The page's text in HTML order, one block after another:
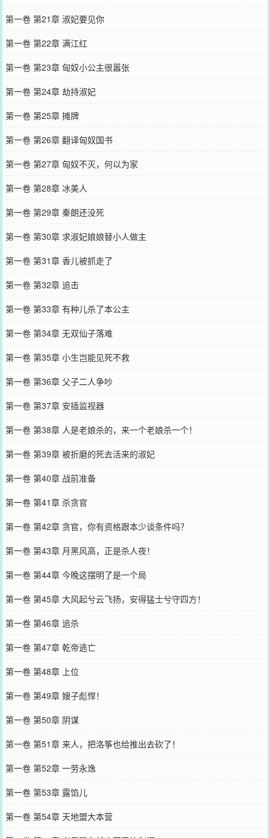
第一卷 第21章 淑妃要见你
第一卷 第22章 满江红
第一卷 第23章 匈奴小公主很嚣张
第一卷 第24章 劫持淑妃
第一卷 第25章 摊牌
第一卷 第26章 翻译匈奴国书
第一卷 第27章 匈奴不灭，何以为家
第一卷 第28章 冰美人
第一卷 第29章 秦朗还没死
第一卷 第30章 求淑妃娘娘替小人做主
第一卷 第31章 香儿被抓走了
第一卷 第32章 追击
第一卷 第33章 有种儿杀了本公主
第一卷 第34章 无双仙子落难
第一卷 第35章 小生岂能见死不救
第一卷 第36章 父子二人争吵
第一卷 第37章 安插监视器
第一卷 第38章 人是老娘杀的，来一个老娘杀一个！
第一卷 第39章 被折磨的死去活来的淑妃
第一卷 第40章 战前准备
第一卷 第41章 杀贪官
第一卷 第42章 贪官，你有资格跟本少谈条件吗？
第一卷 第43章 月黑风高，正是杀人夜！
第一卷 第44章 今晚这摆明了是一个局
第一卷 第45章 大风起兮云飞扬，安得猛士兮守四方！
第一卷 第46章 追杀
第一卷 第47章 乾帝逃亡
第一卷 第48章 上位
第一卷 第49章 嫂子彪悍！
第一卷 第50章 阴谋
第一卷 第51章 来人，把洛筝也给推出去砍了！
第一卷 第52章 一劳永逸
第一卷 第53章 露馅儿
第一卷 第54章 天地盟大本营